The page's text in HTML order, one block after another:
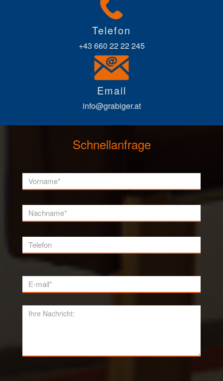
Telefon
+43 660 22 22 245
Email
info@grabiger.at
Schnellanfrage